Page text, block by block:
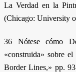
La Verdad en la
(Chicago: University
36 Nótese cómo
«construida» sobre
Border Lines,» pp.